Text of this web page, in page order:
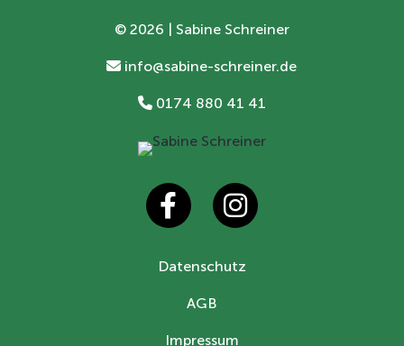
© 2026 | Sabine Schreiner
info@sabine-schreiner.de
0174 880 41 41
Datenschutz
AGB
Impressum